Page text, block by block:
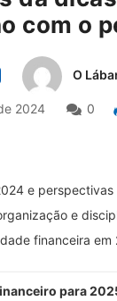
com o
O
2024 0
e
e
financeira em
para